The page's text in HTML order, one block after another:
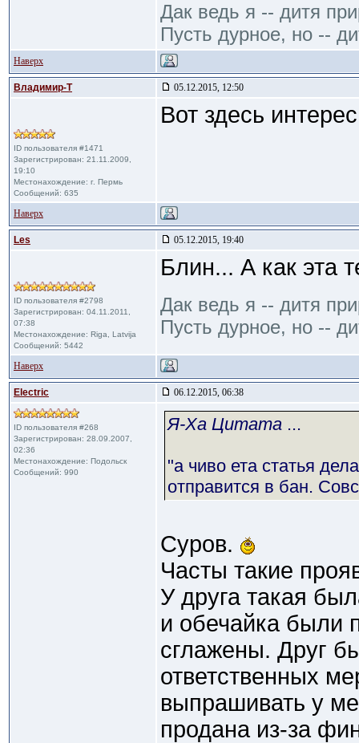
Дак ведь я -- дитя
Пусть дурное, но --
Наверх
Владимир-Т 05.12.2015, 12:50
ID пользователя #1471
Зарегистрирован: 21.11.2009,
19:10
Местонахождение: г. Пермь
Сообщений: 635
Вот здесь
Наверх
Les 05.12.2015, 19:40
ID пользователя #2798
Зарегистрирован: 04.11.2011,
07:38
Местонахождение: Riga, Latvija
Сообщений: 5442
Блин... А как эта
Дак ведь я -- дитя
Пусть дурное, но --
Наверх
Electric 06.12.2015, 06:38
ID пользователя #268
Зарегистрирован: 28.09.2007,
02:36
Местонахождение: Подольск
Сообщений: 990
Я-Ха Цитата ...
"а чиво ета статья
отправится в бан.
Суров.
Часты такие
У друга такая
и обечайка были
сглажены. Друг
ответственных
выпрашивать у
продана из-за